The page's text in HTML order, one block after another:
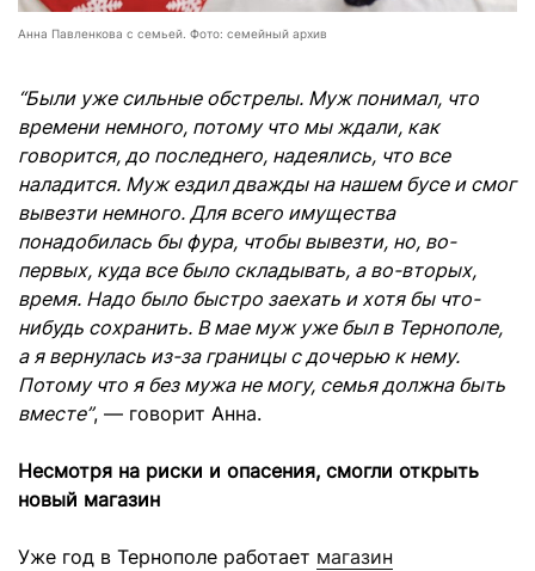
Анна Павленкова с семьей. Фото: семейный архив
“Были уже сильные обстрелы. Муж понимал, что
времени немного, потому что мы ждали, как
говорится, до последнего, надеялись, что все
наладится. Муж ездил дважды на нашем бусе и смог
вывезти немного. Для всего имущества
понадобилась бы фура, чтобы вывезти, но, во-
первых, куда все было складывать, а во-вторых,
время. Надо было быстро заехать и хотя бы что-
нибудь сохранить. В мае муж уже был в Тернополе,
а я вернулась из-за границы с дочерью к нему.
Потому что я без мужа не могу, семья должна быть
вместе”, — говорит Анна.
Несмотря на риски и опасения, смогли открыть
новый магазин
Уже год в Тернополе работает магазин